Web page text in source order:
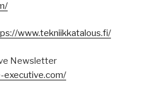
www.tekniikkatalous.fi/
Newsletter
executive.com/